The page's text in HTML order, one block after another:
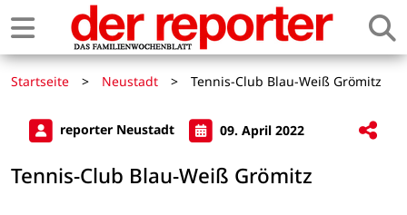
Startseite > Neustadt > Tennis-Club Blau-Weiß Grömitz
reporter Neustadt 09. April 2022
Tennis-Club Blau-Weiß Grömitz